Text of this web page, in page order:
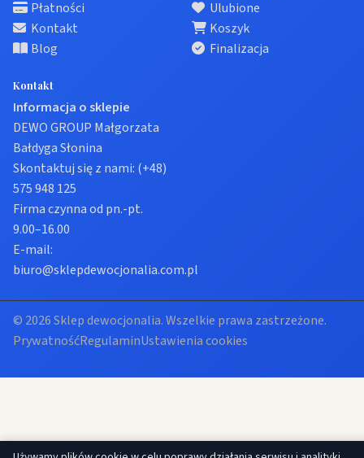
Płatności
Kontakt
Blog
Ulubione
Koszyk
Finalizacja
Kontakt
Informacja o sklepie
DEWO GROUP Małgorzata
Bałdyga Słonina
Skontaktuj się z nami: (+48)
575 948 125
Firma czynna od pn.-pt.
9.00–16.00
E-mail:
biuro@sklepdewocjonalia.com.pl
© 2026 Sklep dewocjonalia. Wszelkie prawa zastrzeżone.
PrywatnośćRegulaminUstawienia cookies